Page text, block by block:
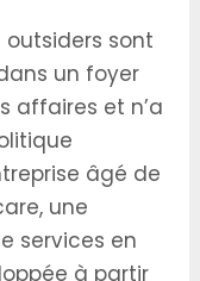
outsiders sont
un foyer
affaires et n’a
âgé de
une
services en
à partir